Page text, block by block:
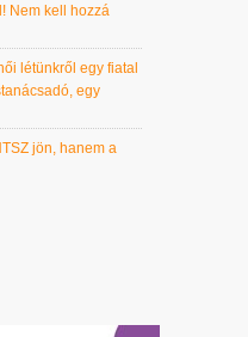
Nem kell hozzá
létünkről egy fiatal
egy
jön, hanem a